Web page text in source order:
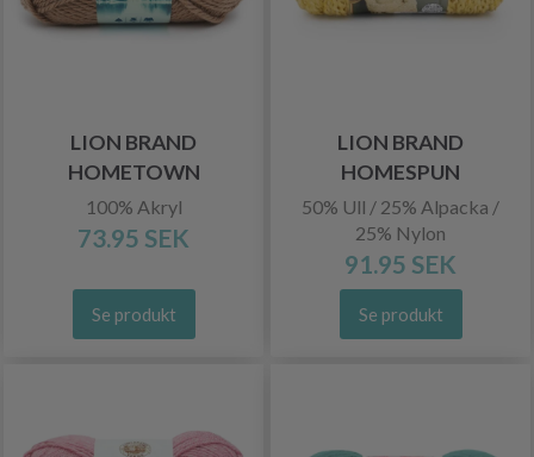
LION BRAND
HOMETOWN
100% Akryl
73.95 SEK
Se produkt
LION BRAND
HOMESPUN
50% Ull / 25% Alpacka /
25% Nylon
91.95 SEK
Se produkt